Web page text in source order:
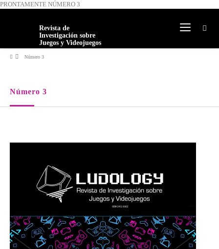
PRONTAMENTE NÚMERO 3
Revista de
Investigación sobre
Juegos y Videojuegos
Número 3
Número 3